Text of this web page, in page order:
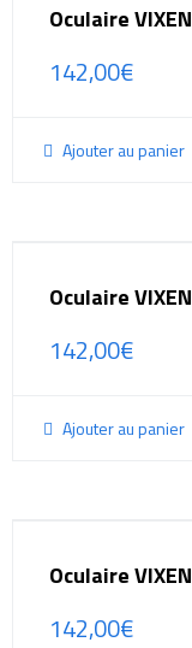
Oculaire
142,00€
Ajouter au panier
Oculaire
142,00€
Ajouter au panier
Oculaire
142,00€